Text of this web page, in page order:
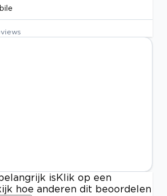
is Klik op een
hoe anderen dit beoordelen